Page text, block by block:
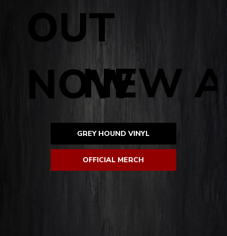
NEW
OUT
NOW
GREY HOUND VINYL
OFFICIAL MERCH